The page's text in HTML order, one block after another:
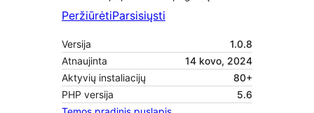
PeržiūrėtiParsisiųsti
Versija
1.0.8
Atnaujinta
14 kovo, 2024
Aktyvių instaliacijų
80+
PHP versija
5.6